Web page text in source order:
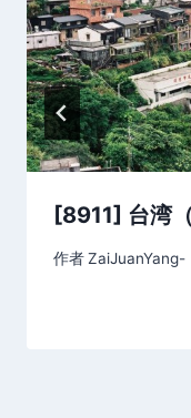
[8911] 台湾（
作者ZaiJuanYang-